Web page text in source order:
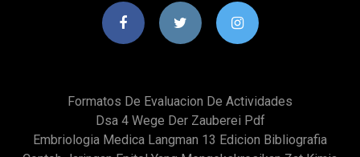
Formatos De Evaluacion De Actividades
Dsa 4 Wege Der Zauberei Pdf
Embriologia Medica Langman 13 Edicion Bibliografia